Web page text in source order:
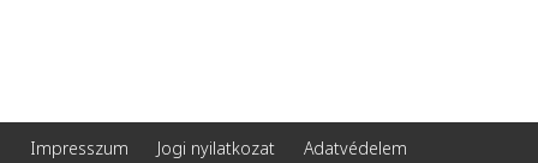
Impresszum Jogi nyilatkozat
Adatvédelem